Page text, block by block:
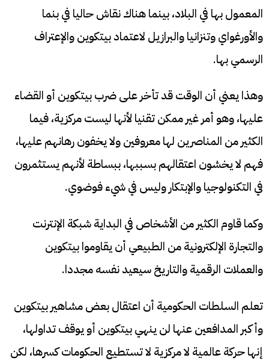
المعمول بها في البلاد، بينما هناك نقاش حاليا في بنما
والأورغواي وتنزانيا والبرازيل لاعتماد بيتكوين والإعتراف
الرسمي بها.
وهذا يعني أن الوقت قد تأخر على ضرب بيتكوين أو القضاء
عليها، وهو أمر غير ممكن تقنيا لأنها ليست مركزية، فيما
الكثير من المناصرين لها معروفين ولا يخفون رهانهم عليها،
فهم لا يخشون اعتقالهم بسببها، ببساطة لأنهم يستثمرون
في التكنولوجيا والإبتكار وليس في شيء فوضوي.
وكما قاوم الكثير من الأشخاص في البداية شبكة الإنترنت
والتجارة الإلكترونية من الطبيعي أن يقاوموا بيتكوين
والعملات الرقمية والتاريخ سيعيد نفسه مجددا.
تعلم السلطات الحكومية أن اعتقال بعض مشاهير بيتكوين
وأكبر المدافعين عنها لن ينهي بيتكوين أو يوقف تداولها،
إنها حركة عالمية لا مركزية لا تستطيع الحكومات كسرها، لكن